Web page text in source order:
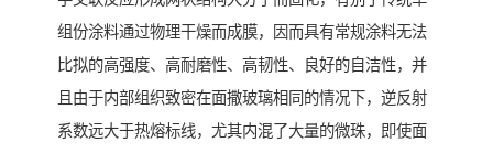
组份涂料通过物理干燥而成膜，因而具有常规涂料无法
比拟的高强度、高耐磨性、高韧性、良好的自洁性，并
且由于内部组织致密在面撒玻璃相同的情况下，逆反射
系数远大于热熔标线，尤其内混了大量的微珠，即使面